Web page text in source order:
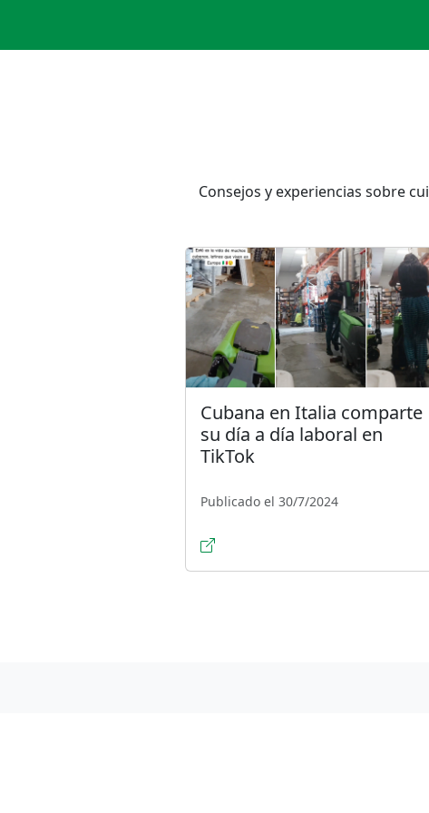
Consejos y experiencias sobre
Cubana en Italia comparte
su día a día laboral en
TikTok
Publicado el 30/7/2024